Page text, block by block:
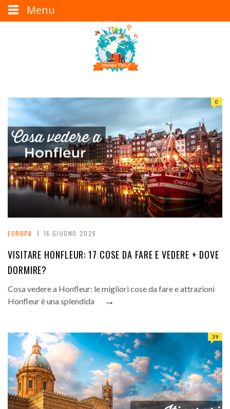
EUROPA 16 GIUGNO 2026
0
VISITARE HONFLEUR: 17 COSE DA FARE E VEDERE + DOVE
DORMIRE?
Cosa vedere a Honfleur: le migliori cose da fare e attrazioni
Honfleur è una splendida
→
39
Menu